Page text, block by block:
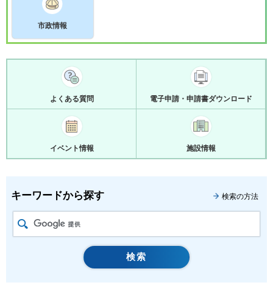
市政情報
よくある質問 電子申請・申請書ダウンロード
イベント情報 施設情報
キーワードから探す 検索の方法